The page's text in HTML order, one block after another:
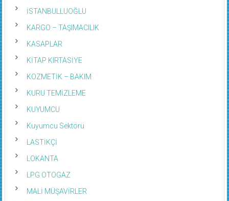
İSTANBULLUOĞLU
KARGO – TAŞIMACILIK
KASAPLAR
KİTAP KIRTASİYE
KOZMETİK – BAKIM
KURU TEMİZLEME
KUYUMCU
Kuyumcu Sektörü
LASTİKÇİ
LOKANTA
LPG OTOGAZ
MALİ MÜŞAVİRLER